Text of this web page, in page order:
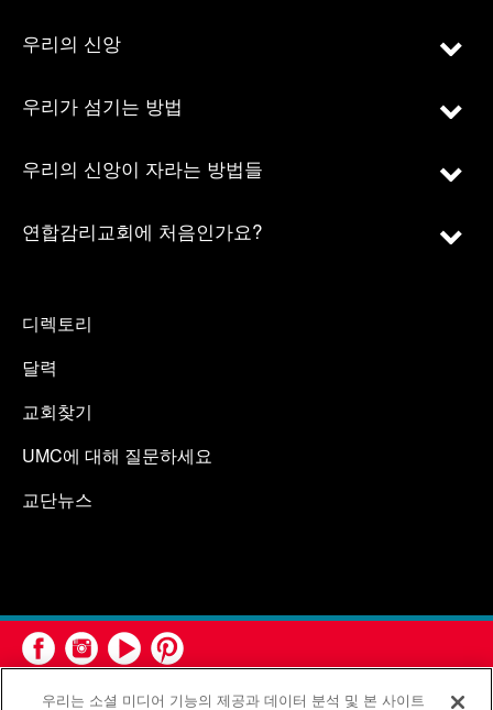
우리의 신앙
우리가 섬기는 방법
우리의 신앙이 자라는 방법들
연합감리교회에 처음인가요?
디렉토리
달력
교회찾기
UMC에 대해 질문하세요
교단뉴스
우리는 소셜 미디어 기능의 제공과 데이터 분석 및 본 사이트